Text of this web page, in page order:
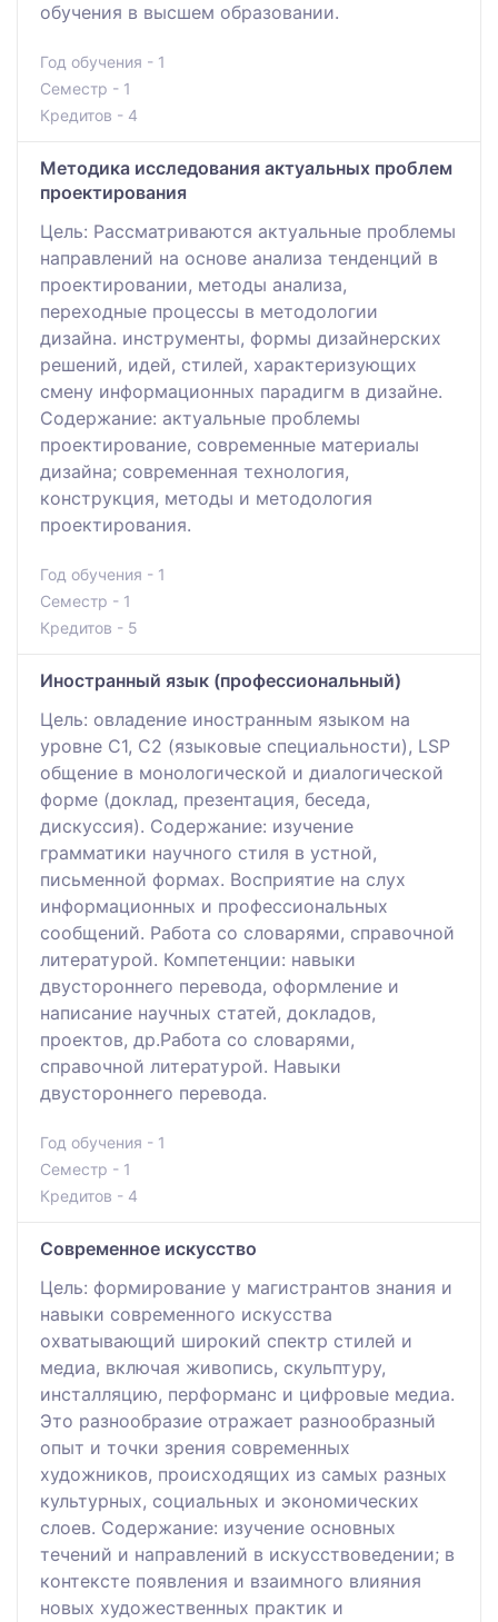
обучения в высшем образовании.
Год обучения - 1
Семестр - 1
Кредитов - 4
Методика исследования актуальных проблем
проектирования
Цель: Рассматриваются актуальные проблемы
направлений на основе анализа тенденций в
проектировании, методы анализа,
переходные процессы в методологии
дизайна. инструменты, формы дизайнерских
решений, идей, стилей, характеризующих
смену информационных парадигм в дизайне.
Содержание: актуальные проблемы
проектирование, современные материалы
дизайна; современная технология,
конструкция, методы и методология
проектирования.
Год обучения - 1
Семестр - 1
Кредитов - 5
Иностранный язык (профессиональный)
Цель: овладение иностранным языком на
уровне С1, С2 (языковые специальности), LSP
общение в монологической и диалогической
форме (доклад, презентация, беседа,
дискуссия). Содержание: изучение
грамматики научного стиля в устной,
письменной формах. Восприятие на слух
информационных и профессиональных
сообщений. Работа со словарями, справочной
литературой. Компетенции: навыки
двустороннего перевода, оформление и
написание научных статей, докладов,
проектов, др.Работа со словарями,
справочной литературой. Навыки
двустороннего перевода.
Год обучения - 1
Семестр - 1
Кредитов - 4
Современное искусство
Цель: формирование у магистрантов знания и
навыки современного искусства
охватывающий широкий спектр стилей и
медиа, включая живопись, скульптуру,
инсталляцию, перформанс и цифровые медиа.
Это разнообразие отражает разнообразный
опыт и точки зрения современных
художников, происходящих из самых разных
культурных, социальных и экономических
слоев. Содержание: изучение основных
течений и направлений в искусствоведении; в
контексте появления и взаимного влияния
новых художественных практик и